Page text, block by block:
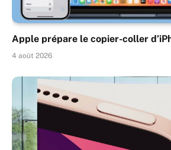
Apple prépare le copier-coller
4 août 2026